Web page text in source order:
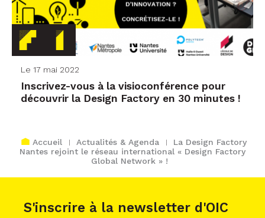
Le 17 mai 2022
Inscrivez-vous à la visioconférence pour
découvrir la Design Factory en 30 minutes !
Accueil Actualités & Agenda
La Design Factory
Nantes rejoint le réseau international « Design Factory
Global Network » !
S'inscrire à la newsletter d'OIC